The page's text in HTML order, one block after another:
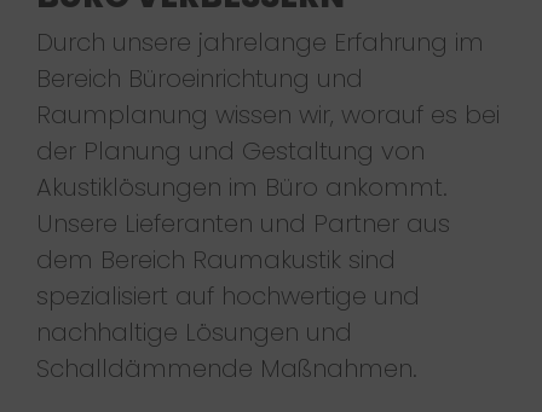
Durch unsere jahrelange Erfahrung im
Bereich Büroeinrichtung und
Raumplanung wissen wir, worauf es bei
der Planung und Gestaltung von
Akustiklösungen im Büro ankommt.
Unsere Lieferanten und Partner aus
dem Bereich Raumakustik sind
spezialisiert auf hochwertige und
nachhaltige Lösungen und
Schalldämmende Maßnahmen.